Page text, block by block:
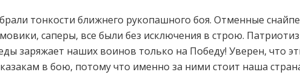
тонкости ближнего рукопашного боя. Отменные
саперы, все были без исключения в строю.
заряжает наших воинов только на Победу! Уверен, что
в бою, потому что именно за ними стоит наша